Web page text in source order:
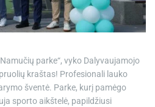
e
parke“, vyko Dalyvaujamojo
kraštas! Profesionali lauko
šventė. Parke, kurį pamėgo
sporto aikštelė, papildžiusi